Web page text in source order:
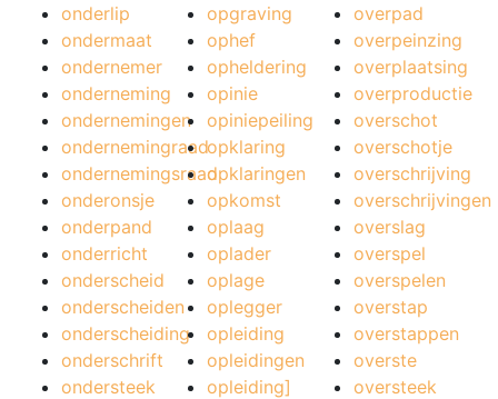
onderlip
ondermaat
ondernemer
onderneming
ondernemingen
ondernemingraad
ondernemingsraad
onderonsje
onderpand
onderricht
onderscheid
onderscheiden
onderscheiding
onderschrift
ondersteek
opgraving
ophef
opheldering
opinie
opiniepeiling
opklaring
opklaringen
opkomst
oplaag
oplader
oplage
oplegger
opleiding
opleidingen
opleiding]
overpad
overpeinzing
overplaatsing
overproductie
overschot
overschotje
overschrijving
overschrijvingen
overslag
overspel
overspelen
overstap
overstappen
overste
oversteek